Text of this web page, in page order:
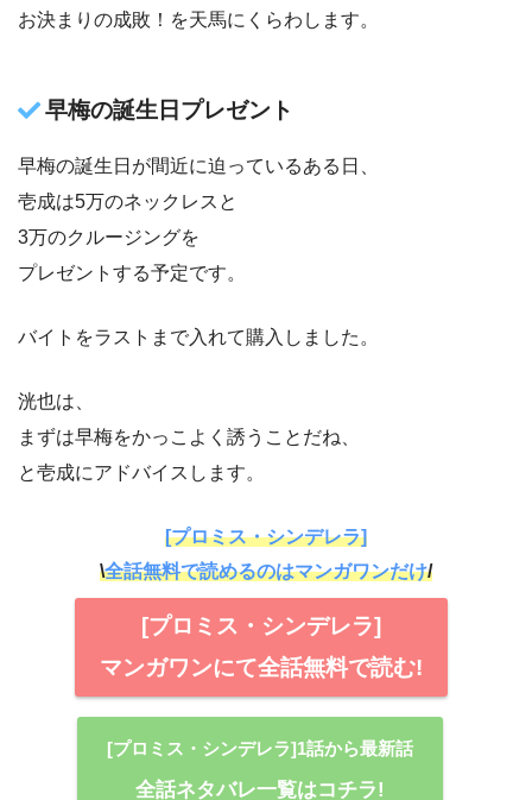
お決まりの成敗！を天馬にくらわします。
早梅の誕生日プレゼント
早梅の誕生日が間近に迫っているある日、
壱成は5万のネックレスと
3万のクルージングを
プレゼントする予定です。
バイトをラストまで入れて購入しました。
洸也は、
まずは早梅をかっこよく誘うことだね、
と壱成にアドバイスします。
[プロミス・シンデレラ]
\全話無料で読めるのはマンガワンだけ/
[プロミス・シンデレラ]
マンガワンにて全話無料で読む!
[プロミス・シンデレラ]1話から最新話
全話ネタバレ一覧はコチラ!